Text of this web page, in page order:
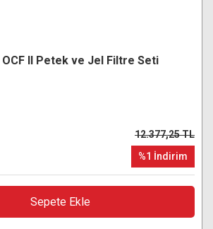
II Petek ve Jel Filtre Seti
12.377,25 TL
%1 İndirim
Sepete Ekle